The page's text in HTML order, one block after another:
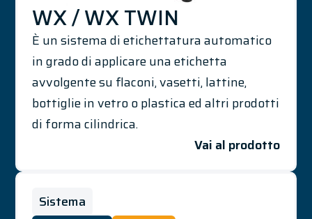
WX / WX TWIN
È un sistema di etichettatura automatico
in grado di applicare una etichetta
avvolgente su flaconi, vasetti, lattine,
bottiglie in vetro o plastica ed altri prodotti
di forma cilindrica.
Vai al prodotto
Sistema